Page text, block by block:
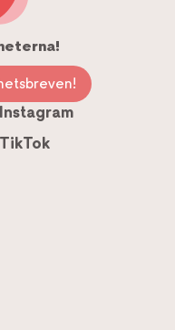
Instagram
TikTok